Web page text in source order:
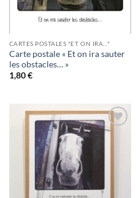
CARTES POSTALES "ET ON IRA..."
Carte postale « Et on ira sauter
les obstacles… »
1,80€
Ajouter